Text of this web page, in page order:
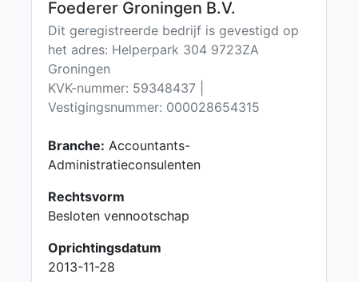
Foederer Groningen B.V.
Dit geregistreerde bedrijf is gevestigd op
het adres: Helperpark 304 9723ZA
Groningen
KVK-nummer: 59348437 |
Vestigingsnummer: 000028654315
Branche: Accountants-
Administratieconsulenten
Rechtsvorm
Besloten vennootschap
Oprichtingsdatum
2013-11-28